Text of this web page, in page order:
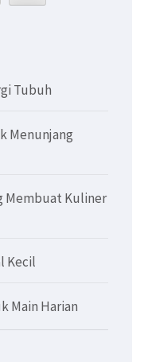
Tubuh
Menunjang
Membuat Kuliner
Kecil
Main Harian